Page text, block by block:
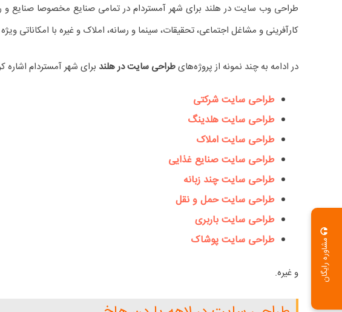
مشاوره رایگان
طراحی وب سایت در هلند برای شهر آمستردام در تمامی صنایع مخصوصا صنایع و
کارآفرینی و مشاغل اجتماعی، تحقیقات، سینما و رسانه، املاک و غیره با امکاناتی
در ادامه به چند نمونه از پروژه‌هایطراحی سایت در هلند برای شهر آمستردام
طراحی سایت شرکتی
طراحی سایت هلدینگ
طراحی سایت املاک
طراحی سایت صنایع غذایی
طراحی سایت چند زبانه
طراحی سایت حمل و نقل
طراحی سایت باربری
طراحی سایت پوشاک
و غیره.